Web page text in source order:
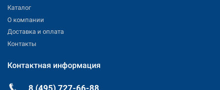
Каталог
О компании
Доставка и оплата
Контакты
Контактная информация